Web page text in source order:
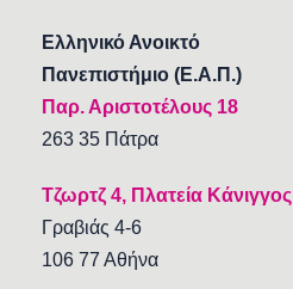
Ελληνικό Ανοικτό
Πανεπιστήμιο (Ε.Α.Π.)
Παρ. Αριστοτέλους 18
263 35 Πάτρα
Τζωρτζ 4, Πλατεία Κάνιγγος
Γραβιάς 4-6
106 77 Αθήνα